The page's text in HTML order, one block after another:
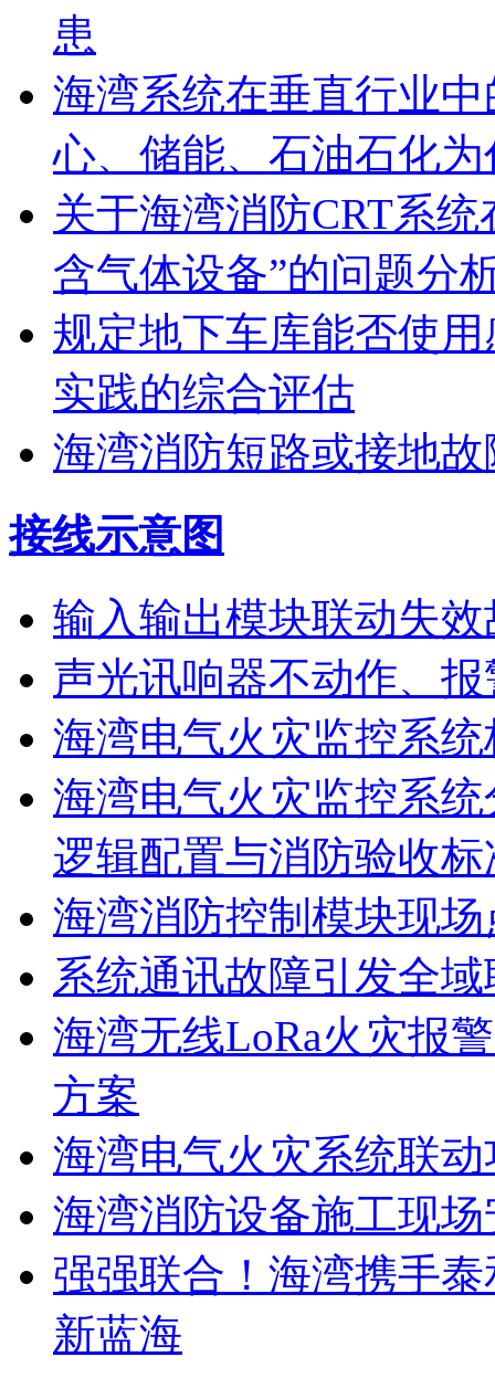
患
海湾系统在垂直行业
心、储能、石油石化
关于海湾消防CRT系
含气体设备”的问题分
规定地下车库能否使
实践的综合评估
海湾消防短路或接地
接线示意图
输入输出模块联动失效
声光讯响器不动作、
海湾电气火灾监控系
海湾电气火灾监控系
逻辑配置与消防验收标
海湾消防控制模块现
系统通讯故障引发全
海湾无线LoRa火灾报
方案
海湾电气火灾系统联
海湾消防设备施工现
强强联合！海湾携手
新蓝海